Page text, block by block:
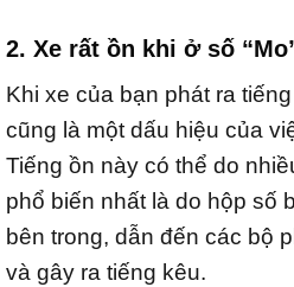
2. Xe rất ồn khi ở số
Khi xe của bạn phát ra
cũng là một dấu hiệu của
Tiếng ồn này có thể do
phổ biến nhất là do hộp số
bên trong, dẫn đến các bộ
và gây ra tiếng kêu.